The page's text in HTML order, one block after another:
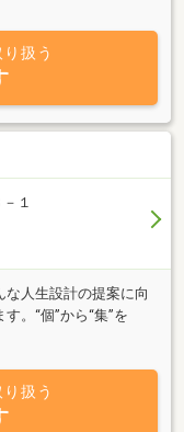
ズなどを手がけてい
望に基づいた情報の
るよう、不動産を通
す。ベテランスタッフ
をお探しいたしますの
日は定休日ですが事
扱う
１
人生設計の提案に向
。“個”から“集”を
のは、人が街を作
していくのが、三協
す。
扱う